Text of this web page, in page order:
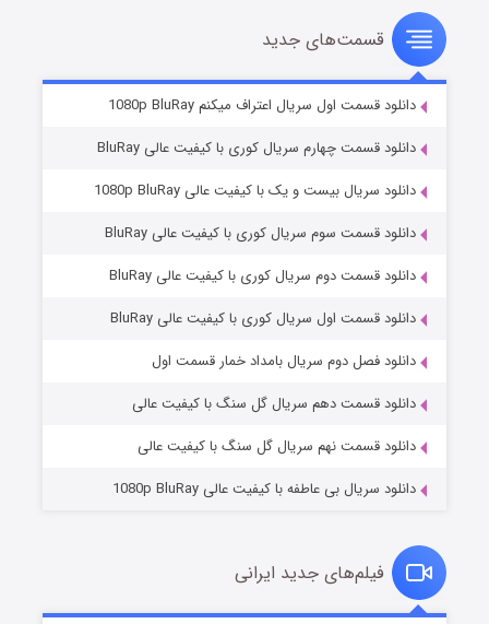
سریال زشت
قسمت۲ (زیرنویس) منتشر شد
مردگان متحرک: شهر مرده ۳
قسمت۲ (زیرنویس) منتشر شد
قسمت‌های جدید
دانلود قسمت اول سریال اعتراف میکنم 1080p BluRay
دانلود قسمت چهارم سریال کوری با کیفیت عالی BluRay
دانلود سریال بیست و یک با کیفیت عالی 1080p BluRay
دانلود قسمت سوم سریال کوری با کیفیت عالی BluRay
دانلود قسمت دوم سریال کوری با کیفیت عالی BluRay
دانلود قسمت اول سریال کوری با کیفیت عالی BluRay
دانلود فصل دوم سریال بامداد خمار قسمت اول
دانلود قسمت دهم سریال گل سنگ با کیفیت عالی
دانلود قسمت نهم سریال گل سنگ با کیفیت عالی
دانلود سریال بی عاطفه با کیفیت عالی 1080p BluRay
فیلم‌های جدید ایرانی